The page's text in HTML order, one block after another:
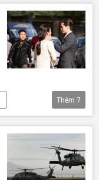
Thêm 7